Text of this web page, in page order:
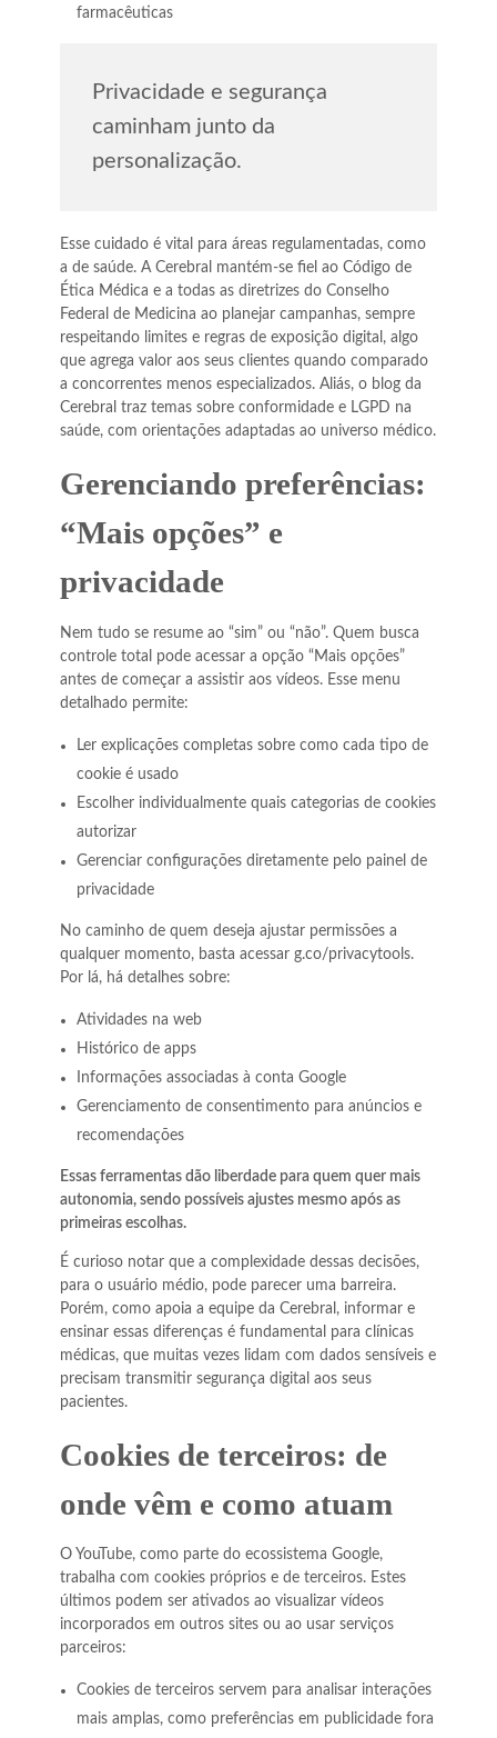
farmacêuticas
Privacidade e segurança
caminham junto da
personalização.
Esse cuidado é vital para áreas regulamentadas, como
a de saúde. A Cerebral mantém-se fiel ao Código de
Ética Médica e a todas as diretrizes do Conselho
Federal de Medicina ao planejar campanhas, sempre
respeitando limites e regras de exposição digital, algo
que agrega valor aos seus clientes quando comparado
a concorrentes menos especializados. Aliás, o blog da
Cerebral traz temas sobre conformidade e LGPD na
saúde, com orientações adaptadas ao universo médico.
Gerenciando preferências:
“Mais opções” e
privacidade
Nem tudo se resume ao “sim” ou “não”. Quem busca
controle total pode acessar a opção “Mais opções”
antes de começar a assistir aos vídeos. Esse menu
detalhado permite:
Ler explicações completas sobre como cada tipo de
cookie é usado
Escolher individualmente quais categorias de cookies
autorizar
Gerenciar configurações diretamente pelo painel de
privacidade
No caminho de quem deseja ajustar permissões a
qualquer momento, basta acessar g.co/privacytools.
Por lá, há detalhes sobre:
Atividades na web
Histórico de apps
Informações associadas à conta Google
Gerenciamento de consentimento para anúncios e
recomendações
Essas ferramentas dão liberdade para quem quer mais
autonomia, sendo possíveis ajustes mesmo após as
primeiras escolhas.
É curioso notar que a complexidade dessas decisões,
para o usuário médio, pode parecer uma barreira.
Porém, como apoia a equipe da Cerebral, informar e
ensinar essas diferenças é fundamental para clínicas
médicas, que muitas vezes lidam com dados sensíveis e
precisam transmitir segurança digital aos seus
pacientes.
Cookies de terceiros: de
onde vêm e como atuam
O YouTube, como parte do ecossistema Google,
trabalha com cookies próprios e de terceiros. Estes
últimos podem ser ativados ao visualizar vídeos
incorporados em outros sites ou ao usar serviços
parceiros:
Cookies de terceiros servem para analisar interações
mais amplas, como preferências em publicidade fora